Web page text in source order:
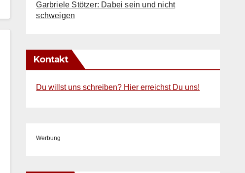
Garbriele Stötzer: Dabei sein und nicht
schweigen
Kontakt
Du willst uns schreiben? Hier erreichst Du uns!
Werbung